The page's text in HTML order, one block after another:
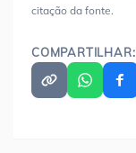
citação da fonte.
COMPARTILHAR: